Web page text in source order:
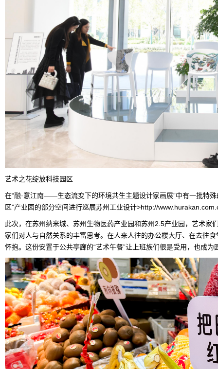
艺术之花绽放科技园区
在“融·意江南——生态流变下的环境共生主题设计家画展”中有一批特
区”产业园的部分空间进行巡展苏州工业设计>http://
此次，在苏州纳米城、苏州生物医药产业园和苏州2.5产业园，艺术
家们对人与自然关系的丰富思考。在人来人往的办公楼大厅、在去往
怀抱。这份安置于公共亭廊的“艺术午餐”让上班族们很是受用，也成